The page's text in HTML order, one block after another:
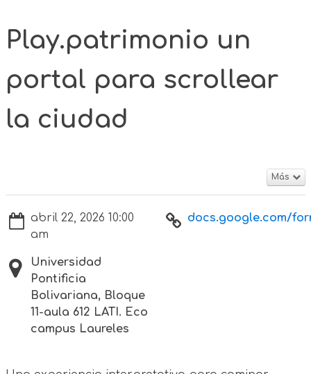
Play.patrimonio un
portal para scrollear
la ciudad
Más
abril 22, 2026 10:00
am
Universidad
Pontificia
Bolivariana, Bloque
11-aula 612 LATI. Eco
campus Laureles
docs.google.com/